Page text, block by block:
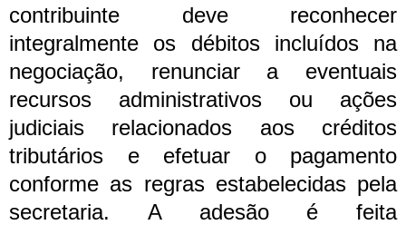
contribuinte deve reconhecer
integralmente os débitos incluídos na
negociação, renunciar a eventuais
recursos administrativos ou ações
judiciais relacionados aos créditos
tributários e efetuar o pagamento
conforme as regras estabelecidas pela
secretaria. A adesão é feita